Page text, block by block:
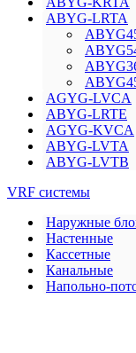
ABYG-LRTA
AGYG-LVCA
ABYG-LRTE
AGYG-KVCA
ABYG-LVTA
ABYG-LVTB
VRF системы
Наружные
Настенные
Кассетные
Канальные
Напольно-